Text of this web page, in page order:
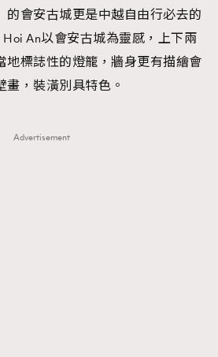
的會安古城更是中越自由行必去的
An以會安古城為靈感，上下兩
地標誌性的燈籠，牆身更有描繪會
，裝潢別具特色。
Advertisement